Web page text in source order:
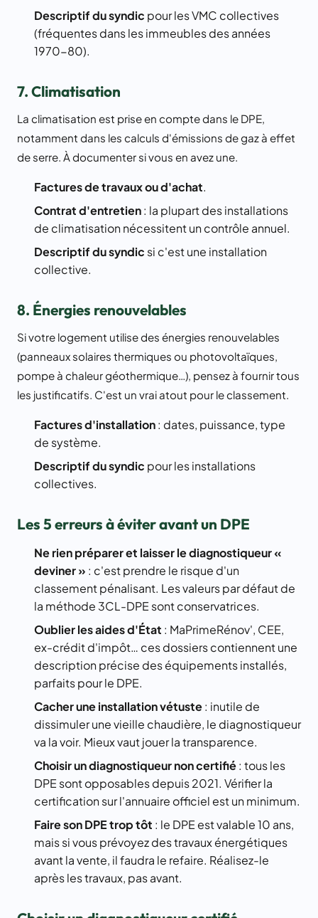
Descriptif du syndic pour les VMC collectives
(fréquentes dans les immeubles des années
1970-80).
7. Climatisation
La climatisation est prise en compte dans le DPE,
notamment dans les calculs d'émissions de gaz à effet
de serre. À documenter si vous en avez une.
Factures de travaux ou d'achat.
Contrat d'entretien: la plupart des installations
de climatisation nécessitent un contrôle annuel.
Descriptif du syndic si c'est une installation
collective.
8. Énergies renouvelables
Si votre logement utilise des énergies renouvelables
(panneaux solaires thermiques ou photovoltaïques,
pompe à chaleur géothermique…), pensez à fournir tous
les justificatifs. C'est un vrai atout pour le classement.
Factures d'installation: dates, puissance, type
de système.
Descriptif du syndic pour les installations
collectives.
Les 5 erreurs à éviter avant un DPE
Ne rien préparer et laisser le diagnostiqueur «
deviner » : c'est prendre le risque d'un
classement pénalisant. Les valeurs par défaut de
la méthode 3CL-DPE sont conservatrices.
Oublier les aides d'État : MaPrimeRénov', CEE,
ex-crédit d'impôt… ces dossiers contiennent une
description précise des équipements installés,
parfaits pour le DPE.
Cacher une installation vétuste: inutile de
dissimuler une vieille chaudière, le diagnostiqueur
va la voir. Mieux vaut jouer la transparence.
Choisir un diagnostiqueur non certifié: tous les
DPE sont opposables depuis 2021. Vérifier la
certification sur l'annuaire officiel est un minimum.
Faire son DPE trop tôt : le DPE est valable 10 ans,
mais si vous prévoyez des travaux énergétiques
avant la vente, il faudra le refaire. Réalisez-le
après les travaux, pas avant.